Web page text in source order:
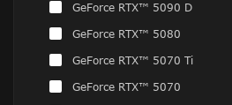
GeForce RTX™ 5090 D
GeForce RTX™ 5080
GeForce RTX™ 5070 Ti
GeForce RTX™ 5070